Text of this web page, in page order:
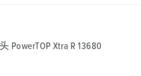
PowerTOP Xtra R 13680